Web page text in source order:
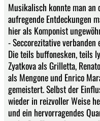
Musikalisch konnte man an
aufregende Entdeckungen
hier als Komponist
- Seccorezitative
Die teils buffonesken, teils
Zyatkova als Grilletta,
als Mengone und Enrico
gemeistert. Selbst der
wieder in reizvoller Weise
und ein hervorragendes